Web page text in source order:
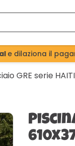
e dilaziona il
GRE serie